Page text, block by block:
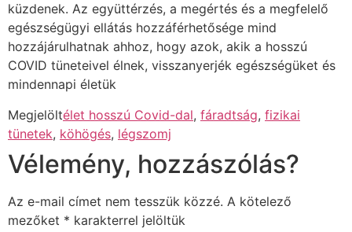
küzdenek. Az együttérzés, a megértés és a megfelelő
egészségügyi ellátás hozzáférhetősége mind
hozzájárulhatnak ahhoz, hogy azok, akik a hosszú
COVID tüneteivel élnek, visszanyerjék egészségüket és
mindennapi életük
Megjelöltélet hosszú Covid-dal, fáradtság, fizikai
tünetek, köhögés, légszomj
Vélemény, hozzászólás?
Az e-mail címet nem tesszük közzé. A kötelező
mezőket * karakterrel jelöltük